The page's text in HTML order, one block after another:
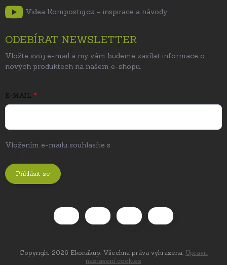
Videa Kompostuj.cz – inspirace a návody
ODEBÍRAT NEWSLETTER
Vložte svůj e-mail a my vám budeme zasílat informace o
nových produktech na našem e-shopu.
E-MAIL
Vložením e-mailu souhlasíte s
.
Přihlásit se
Copyright 2026 Ekonákup. Všechna práva vyhrazena. Upravit
nastavení cookies